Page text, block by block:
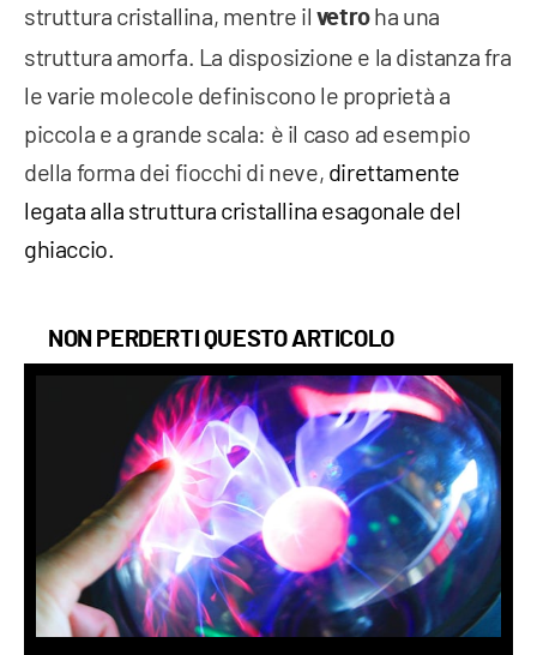
struttura cristallina, mentre il vetroha una
struttura amorfa. La disposizione e la distanza fra
le varie molecole definiscono le proprietà a
piccola e a grande scala: è il caso ad esempio
della forma dei fiocchi di neve, direttamente
legata alla struttura cristallina esagonale del
ghiaccio.
NON PERDERTI QUESTO ARTICOLO